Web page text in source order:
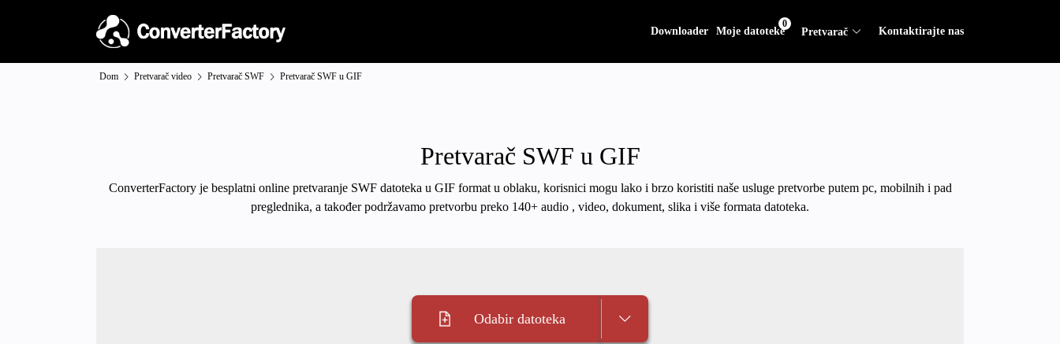
Downloader Moje datoteke
0
Pretvarač Kontaktirajte nas
Dom Pretvarač video Pretvarač SWF Pretvarač SWF u GIF
Pretvarač SWF u GIF
ConverterFactory je besplatni online pretvaranje SWF datoteka u GIF format u oblaku, korisnici mogu lako i brzo koristiti naše usluge pretvorbe putem pc, mobilnih i pad
preglednika, a također podržavamo pretvorbu preko 140+ audio , video, dokument, slika i više formata datoteka.
Odabir datoteka